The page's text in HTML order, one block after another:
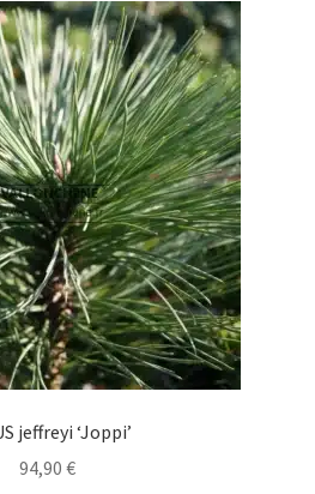
jeffreyi ‘Joppi’
94,90 €